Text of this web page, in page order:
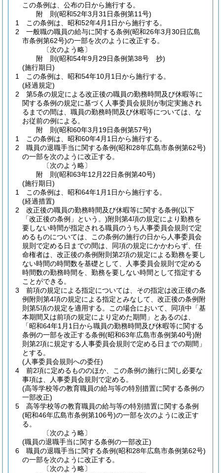
この条例は、公布の日から施行する。
附 則(昭和52年3月31日条例第11号)
1
この条例は、昭和52年4月1日から施行する。
2
一般職の職員の給与に関する条例(昭和26年3月30日広島
市条例第62号)の一部を次のように改正する。
〔次のよう略〕
附 則(昭和54年9月29日条例第38号 抄)
(施行期日)
1
この条例は、昭和54年10月1日から施行する。
(経過規定)
2
第5条の規定による改正後の職員の勤務時間及び休暇等に
関する条例の規定に基づく人事委員会規則が制定実施され
るまでの間は、職員の勤務時間及び休暇等については、な
お従前の例による。
附 則(昭和60年3月19日条例第57号)
1
この条例は、昭和60年4月1日から施行する。
2
職員の退職手当に関する条例(昭和28年広島市条例第62号)
の一部を次のように改正する。
〔次のよう略〕
附 則(昭和63年12月22日条例第40号)
(施行期日)
1
この条例は、昭和64年1月1日から施行する。
(経過措置)
2
改正後の職員の勤務時間及び休暇等に関する条例(以下
「改正後の条例」という。)附則第4項の規定により勤務を
要しない時間が指定される職員のうち人事委員会規則で定
めるものについては、この条例の施行の日から人事委員会
規則で定める日までの間は、同項の規定にかかわらず、任
命権者は、改正後の条例附則第2項の規定による勤務を要し
ない時間の時間数を基礎として、人事委員会規則で定める
時間数の勤務時間を、勤務を要しない時間として指定する
ことができる。
3
前項の規定による指定については、その指定は改正後の条
例附則第4項の規定による指定とみなして、改正後の条例附
則第5項の規定を適用する。
この場合において、同項中「基
本期間又は前項の規定により定めた期間」とあるのは、
「昭和64年1月1日から職員の勤務時間及び休暇等に関する
条例の一部を改正する条例(昭和63年広島市条例第40号)附
則第2項に規定する人事委員会規則で定める日までの期間」
とする。
(人事委員会規則への委任)
4
前2項に定めるもののほか、この条例の施行に関し必要な
事項は、人事委員会規則で定める。
(高等学校等の教育職員の給与等の特別措置に関する条例の
一部改正)
5
高等学校等の教育職員の給与等の特別措置に関する条例
(昭和46年広島市条例第106号)の一部を次のように改正す
る。
〔次のよう略〕
(職員の退職手当に関する条例の一部改正)
6
職員の退職手当に関する条例(昭和28年広島市条例第62号)
の一部を次のように改正する。
〔次のよう略〕